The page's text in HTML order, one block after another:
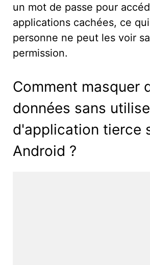
un mot de passe pour
applications cachées, ce
personne ne peut les voir
permission.
Comment masquer
données sans
d'application tierce
Android ?